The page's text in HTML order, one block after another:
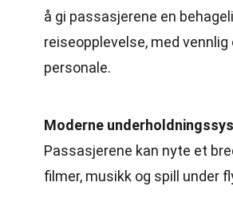
å gi passasjerene en
reiseopplevelse, med
personale.
Moderne
Passasjerene kan nyte et
filmer, musikk og spill under